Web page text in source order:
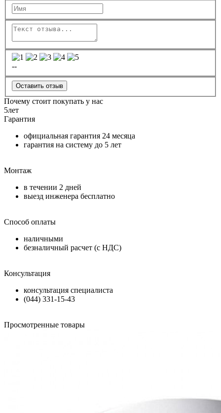
--
Оставить отзыв
Почему стоит покупать у нас
5лет
Гарантия
официальная гарантия 24 месяца
гарантия на систему до 5 лет
Монтаж
в течении 2 дней
выезд инженера бесплатно
Способ оплаты
наличными
безналичный расчет (с НДС)
Консультация
консультация специалиста
(044) 331-15-43
Просмотренные товары